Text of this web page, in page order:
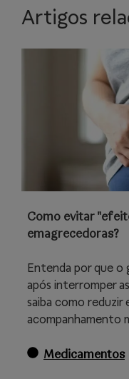
Artigos
Como evitar
emagrecedoras?
Entenda por que
após interromper
saiba como reduzir
acompanhamento
Medicamentos